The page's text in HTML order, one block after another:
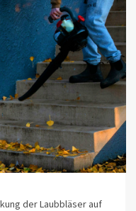
der Laubbläser auf